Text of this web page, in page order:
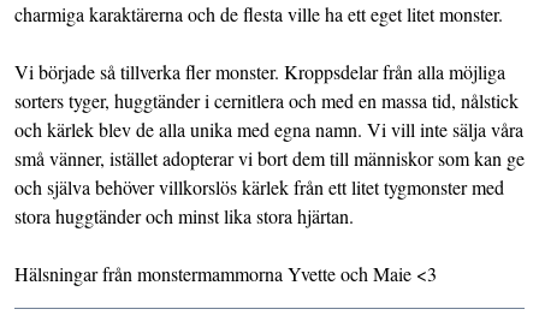
charmiga karaktärerna och de flesta ville ha ett eget litet monster.
Vi började så tillverka fler monster. Kroppsdelar från alla möjliga
sorters tyger, huggtänder i cernitlera och med en massa tid, nålstick
och kärlek blev de alla unika med egna namn. Vi vill inte sälja våra
små vänner, istället adopterar vi bort dem till människor som kan ge
och själva behöver villkorslös kärlek från ett litet tygmonster med
stora huggtänder och minst lika stora hjärtan.
Hälsningar från monstermammorna Yvette och Maie <3